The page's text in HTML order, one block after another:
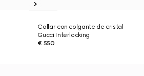
Collar con colgante de cristal
Gucci Interlocking
€ 550